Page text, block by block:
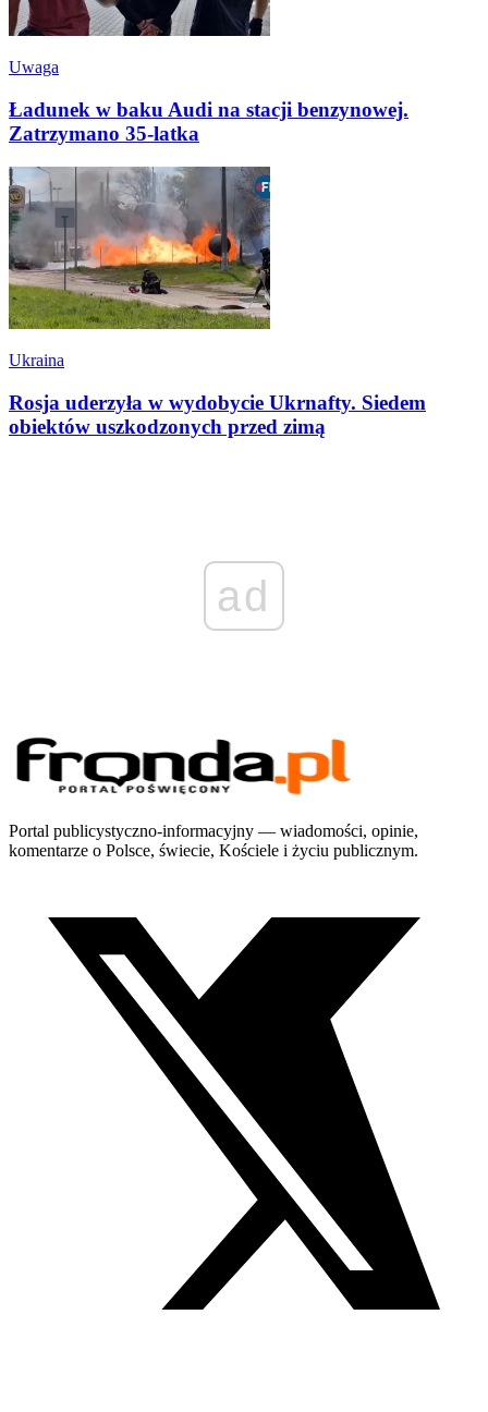
Uwaga
Ładunek w baku Audi na stacji benzynowej.
Zatrzymano 35-latka
Ukraina
Rosja uderzyła w wydobycie Ukrnafty. Siedem
obiektów uszkodzonych przed zimą
ad
Portal publicystyczno-informacyjny — wiadomości, opinie,
komentarze o Polsce, świecie, Kościele i życiu publicznym.